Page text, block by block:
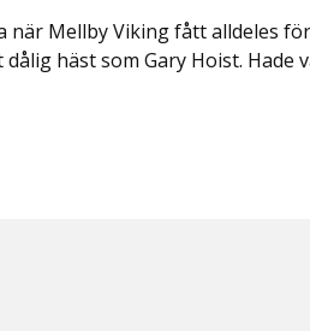
när Mellby Viking fått alldeles
häst som Gary Hoist.